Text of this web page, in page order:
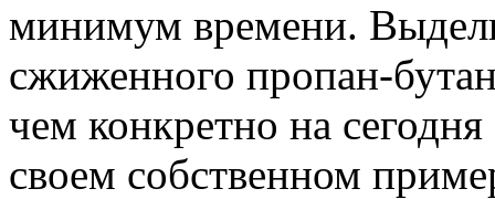
минимум времени.
сжиженного пропан-
чем конкретно на
своем собственном